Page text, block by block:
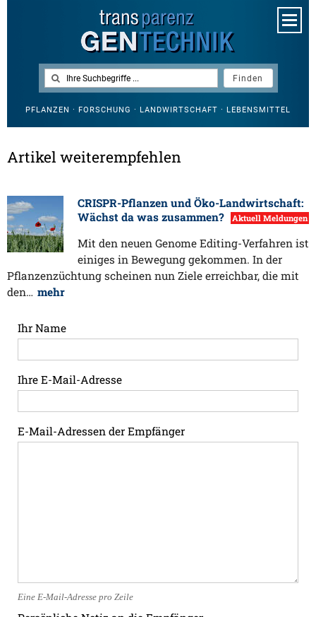
PFLANZEN · FORSCHUNG · LANDWIRTSCHAFT · LEBENSMITTEL
Artikel weiterempfehlen
CRISPR-Pflanzen und Öko-Landwirtschaft:
Wächst da was zusammen?
Aktuell Meldungen
Mit den neuen Genome Editing-Verfahren ist
einiges in Bewegung gekommen. In der
Pflanzenzüchtung scheinen nun Ziele erreichbar, die mit
den… mehr
Ihr Name
Ihre E-Mail-Adresse
E-Mail-Adressen der Empfänger
Eine E-Mail-Adresse pro Zeile